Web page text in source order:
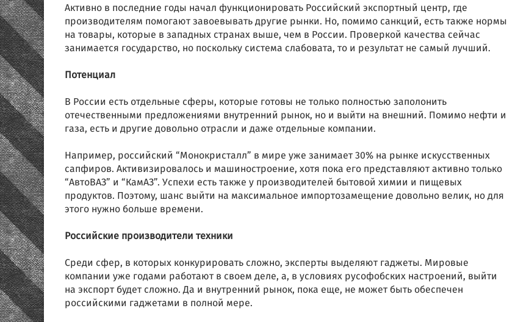
Активно в последние годы начал функционировать Российский экспортный центр, где
производителям помогают завоевывать другие рынки. Но, помимо санкций, есть также нормы
на товары, которые в западных странах выше, чем в России. Проверкой качества сейчас
занимается государство, но поскольку система слабовата, то и результат не самый лучший.
Потенциал
В России есть отдельные сферы, которые готовы не только полностью заполонить
отечественными предложениями внутренний рынок, но и выйти на внешний. Помимо нефти и
газа, есть и другие довольно отрасли и даже отдельные компании.
Например, российский “Монокристалл” в мире уже занимает 30% на рынке искусственных
сапфиров. Активизировалось и машиностроение, хотя пока его представляют активно только
“АвтоВАЗ” и “КамАЗ”. Успехи есть также у производителей бытовой химии и пищевых
продуктов. Поэтому, шанс выйти на максимальное импортозамещение довольно велик, но для
этого нужно больше времени.
Российские производители техники
Среди сфер, в которых конкурировать сложно, эксперты выделяют гаджеты. Мировые
компании уже годами работают в своем деле, а, в условиях русофобских настроений, выйти
на экспорт будет сложно. Да и внутренний рынок, пока еще, не может быть обеспечен
российскими гаджетами в полной мере.